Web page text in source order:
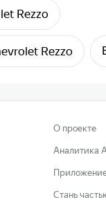
Rezzo
Rezzo
О проекте
Аналитика
Стань